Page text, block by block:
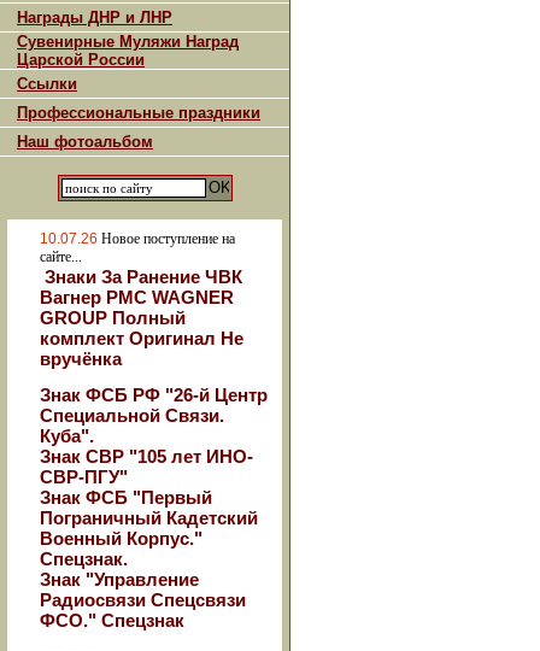
Награды ДНР и ЛНР
Сувенирные Муляжи Наград
Царской России
Ссылки
Профессиональные праздники
Наш фотоальбом
10.07.26 Новое поступление на
сайте...
Знаки За Ранение ЧВК
Вагнер РМС WAGNER
GROUP Полный
комплект Оригинал Не
вручёнка
Знак ФСБ РФ "26-й Центр
Специальной Связи.
Куба".
Знак СВР "105 лет ИНО-
СВР-ПГУ"
Знак ФСБ "Первый
Пограничный Кадетский
Военный Корпус."
Спецзнак.
Знак "Управление
Радиосвязи Спецсвязи
ФСО." Спецзнак